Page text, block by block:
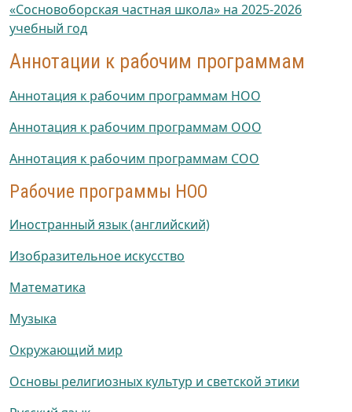
«Сосновоборская частная школа» на 2025-2026
учебный год
Аннотации к рабочим программам
Аннотация к рабочим программам НОО
Аннотация к рабочим программам ООО
Аннотация к рабочим программам СОО
Рабочие программы НОО
Иностранный язык (английский)
Изобразительное искусство
Математика
Музыка
Окружающий мир
Основы религиозных культур и светской этики